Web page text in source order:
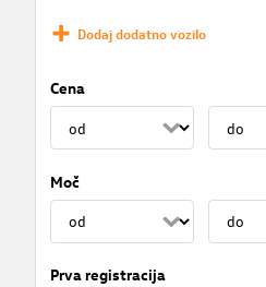
Dodaj dodatno vozilo
Cena
Moč
Prva registracija